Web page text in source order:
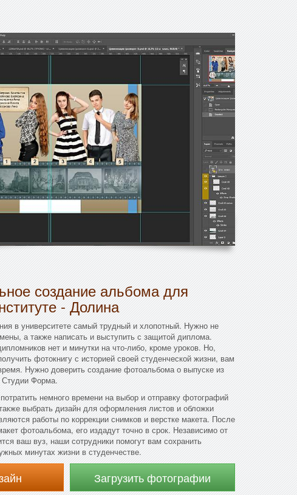
создание альбома для
- Долина
в университете самый трудный и хлопотный. Нужно не
а также написать и выступить с защитой диплома.
нет и минутки на что-либо, кроме уроков. Но,
фотокнигу с историей своей студенческой жизни, вам
Нужно доверить создание фотоальбома о выпуске из
Студии Форма.
немного времени на выбор и отправку фотографий
выбрать дизайн для оформления листов и обложки
работы по коррекции снимков и верстке макета. После
фотоальбома, его издадут точно в срок. Независимо от
ваш вуз, наши сотрудники помогут вам сохранить
минутах жизни в студенчестве.
Загрузить фотографии